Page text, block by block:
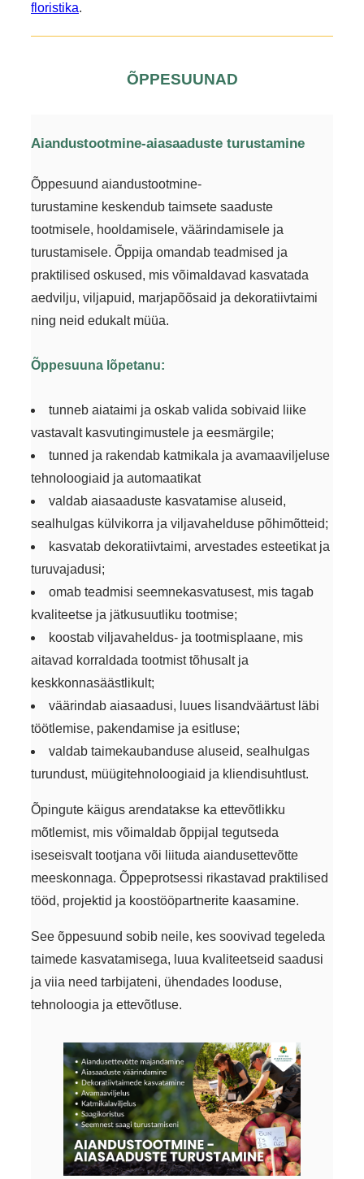
floristika.
ÕPPESUUNAD
Aiandustootmine-aiasaaduste turustamine
Õppesuund aiandustootmine-
turustamine keskendub taimsete saaduste
tootmisele, hooldamisele, väärindamisele ja
turustamisele. Õppija omandab teadmised ja
praktilised oskused, mis võimaldavad kasvatada
aedvilju, viljapuid, marjapõõsaid ja dekoratiivtaimi
ning neid edukalt müüa.
Õppesuuna lõpetanu:
tunneb aiataimi ja oskab valida sobivaid liike
vastavalt kasvutingimustele ja eesmärgile;
tunned ja rakendab katmikala ja avamaaviljeluse
tehnoloogiaid ja automaatikat
valdab aiasaaduste kasvatamise aluseid,
sealhulgas külvikorra ja viljavahelduse põhimõtteid;
kasvatab dekoratiivtaimi, arvestades esteetikat ja
turuvajadusi;
omab teadmisi seemnekasvatusest, mis tagab
kvaliteetse ja jätkusuutliku tootmise;
koostab viljavaheldus- ja tootmisplaane, mis
aitavad korraldada tootmist tõhusalt ja
keskkonnasäästlikult;
väärindab aiasaadusi, luues lisandväärtust läbi
töötlemise, pakendamise ja esitluse;
valdab taimekaubanduse aluseid, sealhulgas
turundust, müügitehnoloogiaid ja kliendisuhtlust.
Õpingute käigus arendatakse ka ettevõtlikku
mõtlemist, mis võimaldab õppijal tegutseda
iseseisvalt tootjana või liituda aiandusettevõtte
meeskonnaga. Õppeprotsessi rikastavad praktilised
tööd, projektid ja koostööpartnerite kaasamine.
See õppesuund sobib neile, kes soovivad tegeleda
taimede kasvatamisega, luua kvaliteetseid saadusi
ja viia need tarbijateni, ühendades looduse,
tehnoloogia ja ettevõtluse.